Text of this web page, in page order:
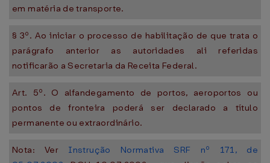
em matéria de transporte.
§ 3º. Ao iniciar o processo de habilitação de que trata o
parágrafo anterior as autoridades ali referidas
notificarão a Secretaria da Receita Federal.
Art. 5º. O alfandegamento de portos, aeroportos ou
pontos de fronteira poderá ser declarado a título
permanente ou extraordinário.
Nota: Ver Instrução Normativa SRF nº 171, de